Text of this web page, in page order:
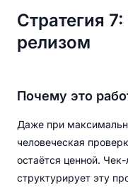
Стратегия
релизом
Почему это
Даже при
человеческая
остаётся ценной.
структурирует эту